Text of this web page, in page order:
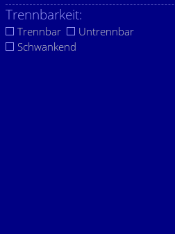
Trennbarkeit:
Trennbar
Untrennbar
Schwankend